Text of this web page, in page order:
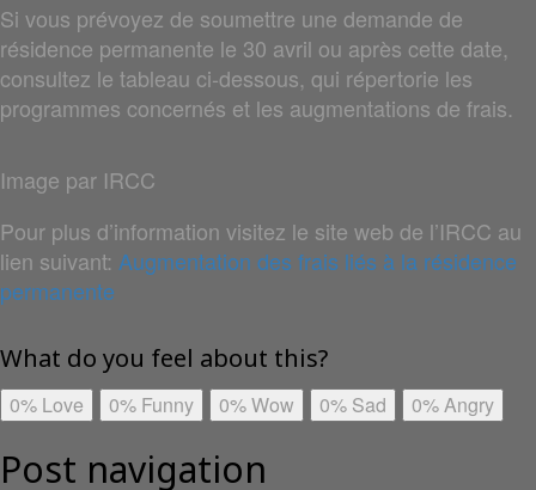
Si vous prévoyez de soumettre une demande de
résidence permanente le 30 avril ou après cette date,
consultez le tableau ci‑dessous, qui répertorie les
programmes concernés et les augmentations de frais.
Image par IRCC
Pour plus d’information visitez le site web de l’IRCC au
lien suivant: Augmentation des frais liés à la résidence
permanente
What do you feel about this?
0% Love 0% Funny 0%Wow 0% Sad 0%Angry
Post navigation